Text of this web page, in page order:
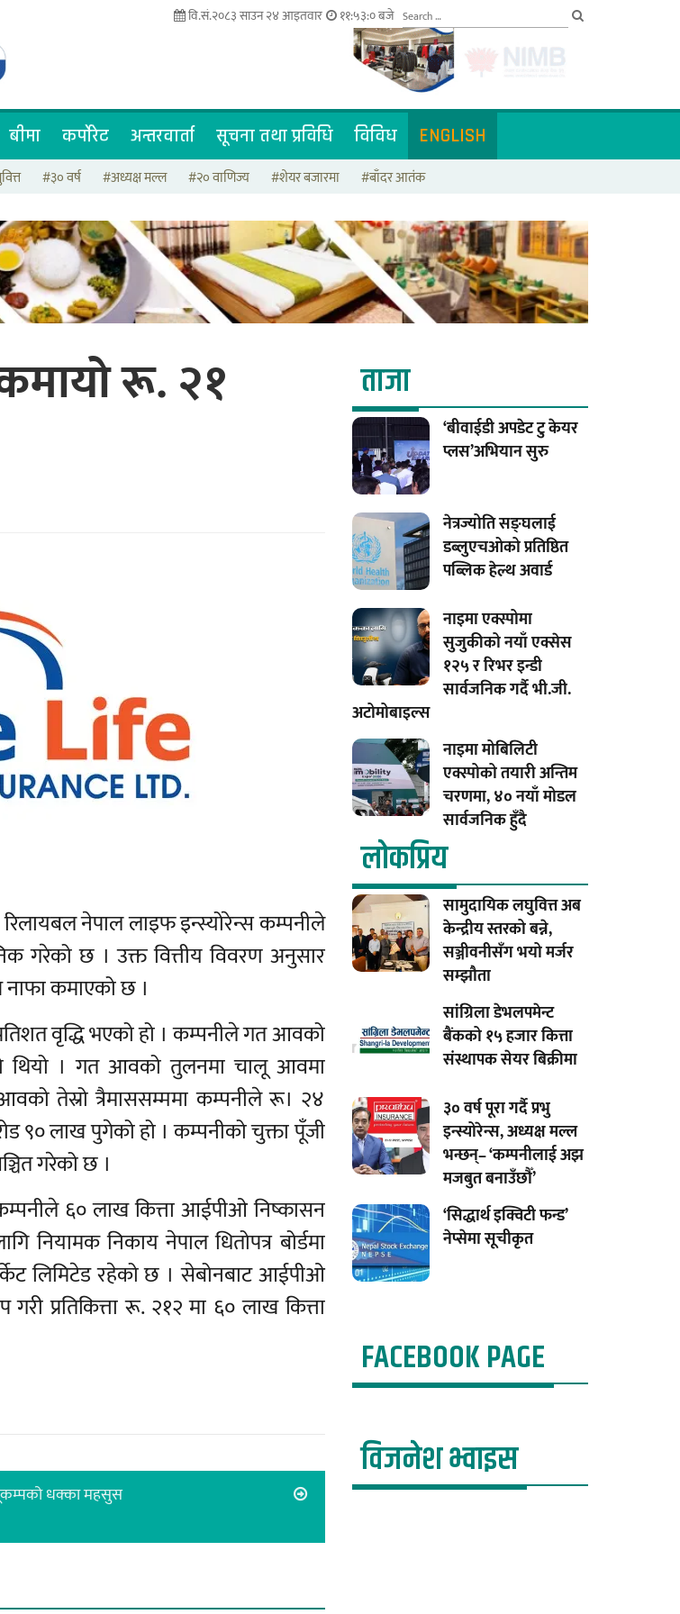
वि.सं.२०८३ साउन २४ आइतवार ११:५३:०१ बजे
बीमा कर्पोरेट अन्तरवार्ता सूचना तथा प्रविधि विविध ENGLISH
#३० वर्ष #अध्यक्ष मल्ल #२० वाणिज्य #शेयर बजारमा #बाँदर आतंक
रू. २१
नेपाल लाइफ इन्स्योरेन्स कम्पनीले
गरेको छ । उक्त वित्तीय विवरण अनुसार
कमाएको छ ।
वृद्धि भएको हो । कम्पनीले गत आवको
थियो । गत आवको तुलनमा चालू आवमा
तेस्रो त्रैमाससम्ममा कम्पनीले रू। २४
९० लाख पुगेको हो । कम्पनीको चुक्ता पूँजी
गरेको छ ।
६० लाख कित्ता आईपीओ निष्कासन
नियामक निकाय नेपाल धितोपत्र बोर्डमा
लिमिटेड रहेको छ । सेबोनबाट आईपीओ
प्रतिकित्ता रू. २१२ मा ६० लाख कित्ता
धक्का महसुस
ताजा
‘बीवाईडी अपडेट टु केयर
प्लस’अभियान सुरु
नेत्रज्योति सङ्घलाई
डब्लुएचओको प्रतिष्ठित
पब्लिक हेल्थ अवार्ड
नाइमा एक्स्पोमा
सुजुकीको नयाँ एक्सेस
१२५ र रिभर इन्डी
सार्वजनिक गर्दै भी.जी.
अटोमोबाइल्स
नाइमा मोबिलिटी
एक्स्पोको तयारी अन्तिम
चरणमा, ४० नयाँ मोडल
सार्वजनिक हुँदै
लाेकप्रिय
सामुदायिक लघुवित्त अब
केन्द्रीय स्तरको बन्ने,
सञ्जीवनीसँग भयो मर्जर
सम्झौता
सांग्रिला डेभलपमेन्ट
बैंकको १५ हजार कित्ता
संस्थापक सेयर बिक्रीमा
३० वर्ष पूरा गर्दै प्रभु
इन्स्योरेन्स, अध्यक्ष मल्ल
भन्छन्– ‘कम्पनीलाई अझ
मजबुत बनाउँछौँ’
‘सिद्धार्थ इक्विटी फन्ड’
नेप्सेमा सूचीकृत
FACEBOOK PAGE
विजनेश भ्वाइस